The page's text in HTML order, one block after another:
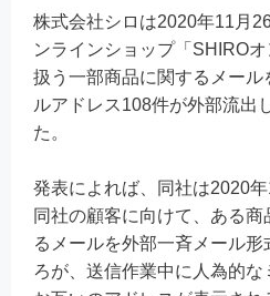
株式会社シロは2020年11月
ンラインショップ「SHIRO
扱う一部商品に関するメー
ルアドレス108件が外部流出
た。
発表によれば、同社は2020年
同社の顧客に向けて、ある
るメールを外部一斉メール形
ろが、送信作業中に人為的